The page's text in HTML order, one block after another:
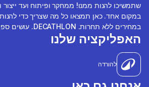
שתמשיכו להנות ממנו! ממחקר ופיתוח ועד ייצור
במקום אחד. כאן תמצאו כל מה שצריך כדי להנות
במחירים ללא תחרות. DECATHLON. עושים ספורט יחד!
האפליקציה שלנו
להורדה